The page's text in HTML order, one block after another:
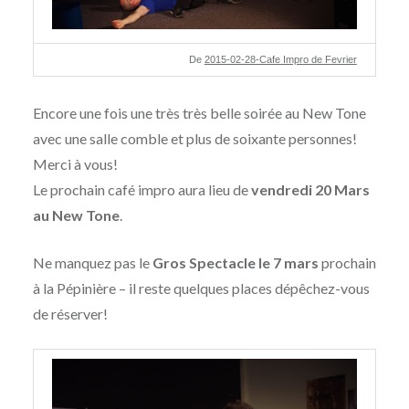
De 2015-02-28-Cafe Impro de Fevrier
Encore une fois une très très belle soirée au New Tone
avec une salle comble et plus de soixante personnes!
Merci à vous!
Le prochain café impro aura lieu devendredi 20 Mars
au New Tone.
Ne manquez pas le Gros Spectacle le 7 mars prochain
à la Pépinière – il reste quelques places dépêchez-vous
de réserver!